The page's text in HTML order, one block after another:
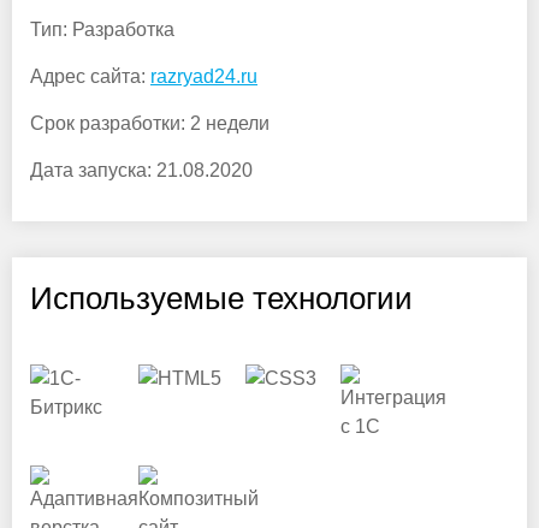
Тип: Разработка
Адрес сайта: razryad24.ru
Срок разработки: 2 недели
Дата запуска: 21.08.2020
Используемые технологии